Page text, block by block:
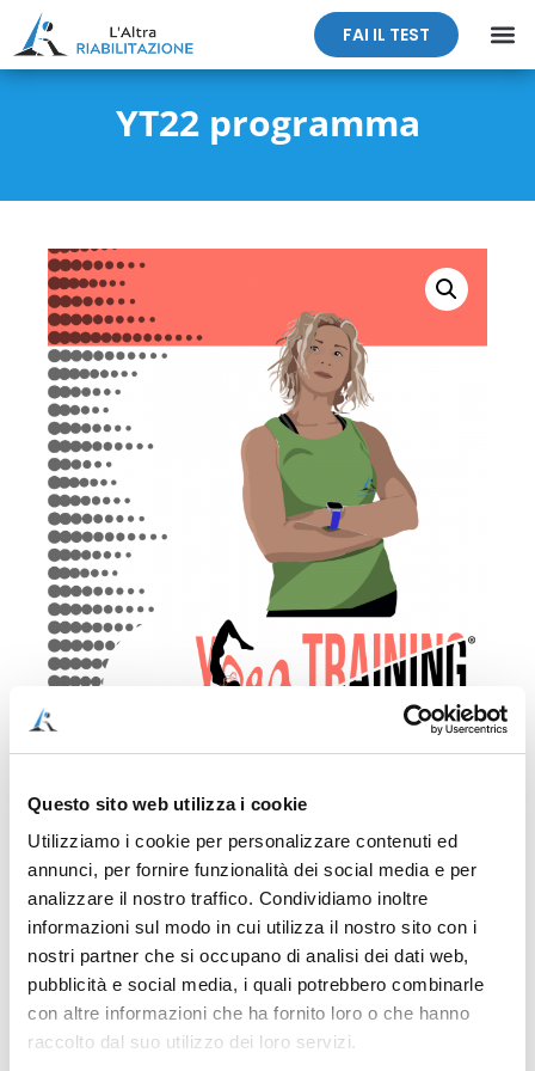
Questo sito web utilizza i cookie
Utilizziamo i cookie per personalizzare contenuti ed
annunci, per fornire funzionalità dei social media e per
analizzare il nostro traffico. Condividiamo inoltre
informazioni sul modo in cui utilizza il nostro sito con i
nostri partner che si occupano di analisi dei dati web,
pubblicità e social media, i quali potrebbero combinarle
con altre informazioni che ha fornito loro o che hanno
raccolto dal suo utilizzo dei loro servizi.
FAI IL TEST
YT22 programma
COME ACQUISTARE IN MANIERA SEMPLICE,
VELOCE E SICURA (ACQUISTO SINGOLO, NESSUN
ABBONAMENTO)
1) Clicca sul pulsante “Aggiungi al carrello” per
pagare con carta di credito o PayPal. Il pagamento
sarà processato da Stripe, il sistema di pagamento